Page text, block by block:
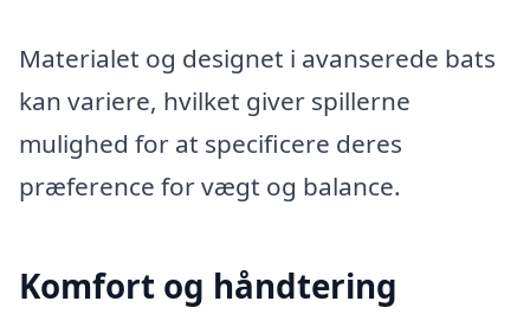
Materialet og designet i avanserede bats
kan variere, hvilket giver spillerne
mulighed for at specificere deres
præference for vægt og balance.
Komfort og håndtering